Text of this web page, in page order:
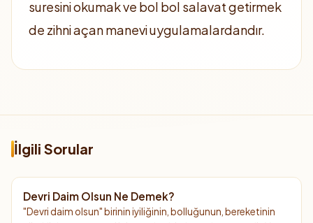
suresini okumak ve bol bol salavat getirmek
de zihni açan manevi uygulamalardandır.
İlgili Sorular
Devri Daim Olsun Ne Demek?
"Devri daim olsun" birinin iyiliğinin, bolluğunun, bereketinin